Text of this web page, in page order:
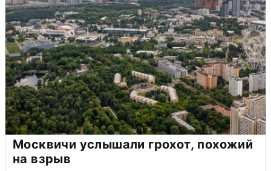
Москвичи услышали грохот, похожий
на взрыв